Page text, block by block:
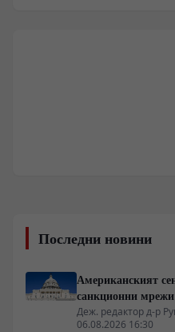
Последни новини
Американският
санкционни
Деж. редактор д-р
06.08.2026 16:30